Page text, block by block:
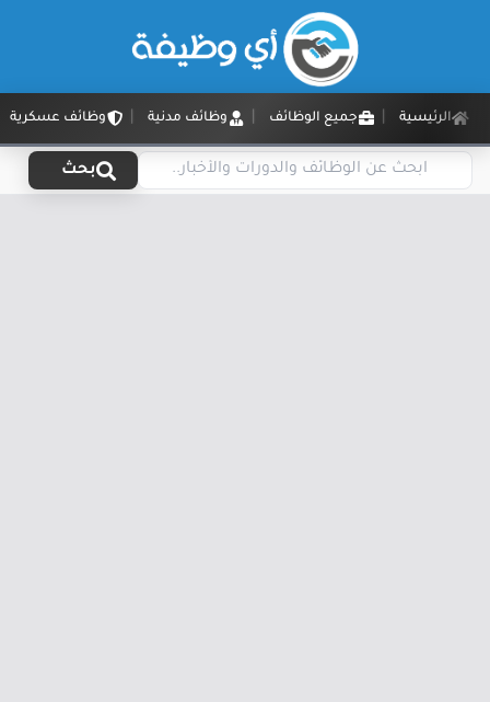
الرئيسية جميع الوظائف وظائف مدنية وظائف عسكرية
بحث